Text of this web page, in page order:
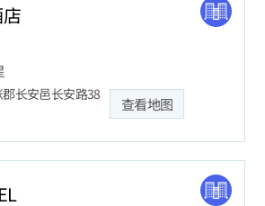
长安邑长安路38
查看地图